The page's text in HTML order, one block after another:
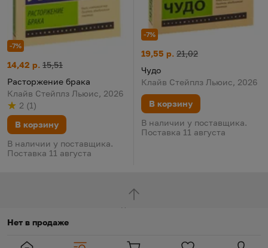
Глобальная навигация
-7%
Расторжение брака
Цена:
14,42 р.
Старая цена:
15,51
Расторжение брака
Клайв Стейплз Льюис, 2026
Рейтинг
2
из 5 (
по результату
1
голосов)
В корзину
В наличии у поставщика.
Поставка 11 августа
-7%
Чудо
Цена:
19,55 р.
Старая цена:
21,02
Чудо
Клайв Стейплз Льюис, 2026
В корзину
В наличии у поставщика.
Поставка 11 августа
Наверх
Нет в продаже